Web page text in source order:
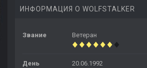
ИНФОРМАЦИЯ О WOLFSTALKER
Звание Ветеран
День
20.06.1992